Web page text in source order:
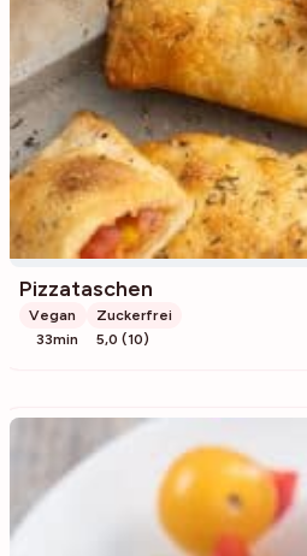
Pizzataschen
Vegan
Zuckerfrei
33min
5,0 (10)